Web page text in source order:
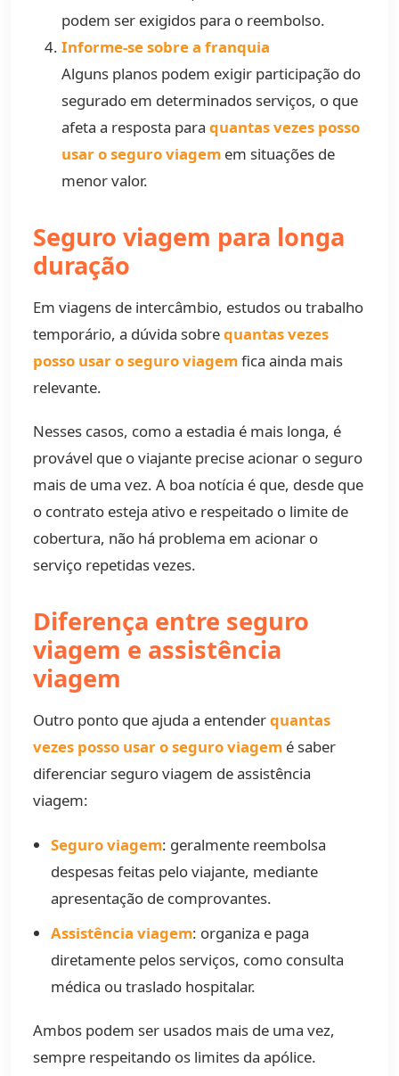
podem ser exigidos para o reembolso.
Informe-se sobre a franquia
Alguns planos podem exigir participação do
segurado em determinados serviços, o que
afeta a resposta para quantas vezes posso
usar o seguro viagem em situações de
menor valor.
Seguro viagem para longa
duração
Em viagens de intercâmbio, estudos ou trabalho
temporário, a dúvida sobrequantas vezes
posso usar o seguro viagemfica ainda mais
relevante.
Nesses casos, como a estadia é mais longa, é
provável que o viajante precise acionar o seguro
mais de uma vez. A boa notícia é que, desde que
o contrato esteja ativo e respeitado o limite de
cobertura, não há problema em acionar o
serviço repetidas vezes.
Diferença entre seguro
viagem e assistência
viagem
Outro ponto que ajuda a entenderquantas
vezes posso usar o seguro viagem é saber
diferenciar seguro viagem de assistência
viagem:
Seguro viagem: geralmente reembolsa
despesas feitas pelo viajante, mediante
apresentação de comprovantes.
Assistência viagem: organiza e paga
diretamente pelos serviços, como consulta
médica ou traslado hospitalar.
Ambos podem ser usados mais de uma vez,
sempre respeitando os limites da apólice.